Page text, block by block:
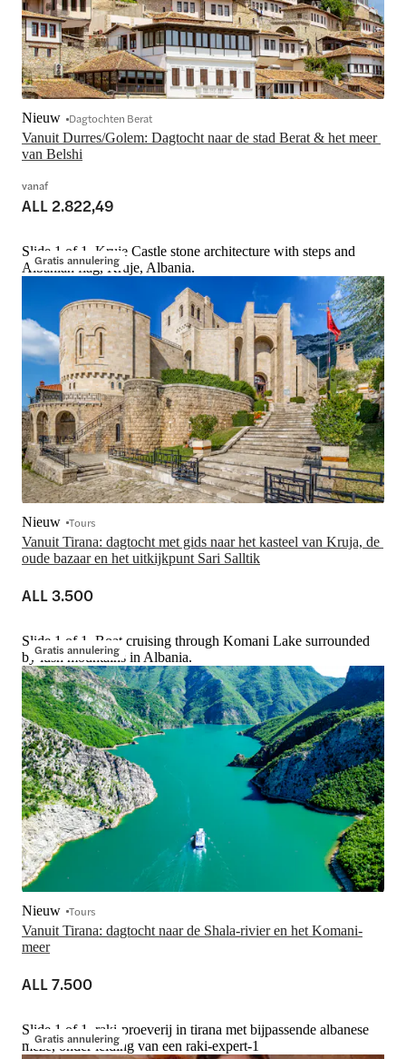
Vanuit Durres/Golem: Dagtocht naar de stad Berat & het meer
van Belshi
Nieuw Dagtochten Berat
vanaf
ALL 2.822,49
Gratis annulering
Slide 1 of 1, Kruje Castle stone architecture with steps and
Albanian flag, Kruje, Albania.
Vanuit Tirana: dagtocht met gids naar het kasteel van Kruja, de
oude bazaar en het uitkijkpunt Sari Salltik
Nieuw Tours
ALL 3.500
Gratis annulering
Slide 1 of 1, Boat cruising through Komani Lake surrounded
by lush mountains in Albania.
Vanuit Tirana: dagtocht naar de Shala-rivier en het Komani-
meer
Nieuw Tours
ALL 7.500
Gratis annulering
Slide 1 of 1, raki-proeverij in tirana met bijpassende albanese
meze, onder leiding van een raki-expert-1